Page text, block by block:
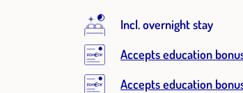
Incl. overnight stay
Accepts education
Accepts education